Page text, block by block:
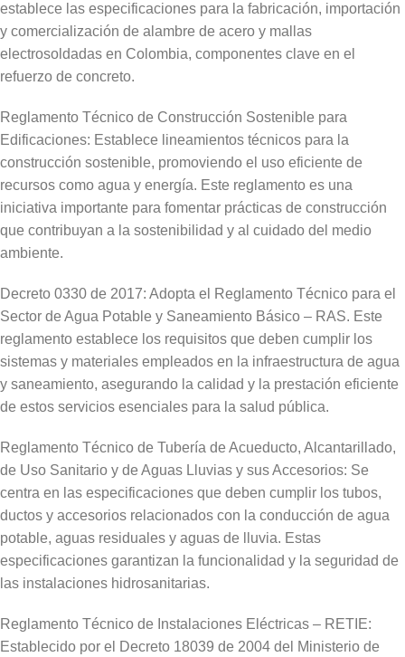
establece las especificaciones para la fabricación, importación
y comercialización de alambre de acero y mallas
electrosoldadas en Colombia, componentes clave en el
refuerzo de concreto.
Reglamento Técnico de Construcción Sostenible para
Edificaciones: Establece lineamientos técnicos para la
construcción sostenible, promoviendo el uso eficiente de
recursos como agua y energía. Este reglamento es una
iniciativa importante para fomentar prácticas de construcción
que contribuyan a la sostenibilidad y al cuidado del medio
ambiente.
Decreto 0330 de 2017: Adopta el Reglamento Técnico para el
Sector de Agua Potable y Saneamiento Básico – RAS. Este
reglamento establece los requisitos que deben cumplir los
sistemas y materiales empleados en la infraestructura de agua
y saneamiento, asegurando la calidad y la prestación eficiente
de estos servicios esenciales para la salud pública.
Reglamento Técnico de Tubería de Acueducto, Alcantarillado,
de Uso Sanitario y de Aguas Lluvias y sus Accesorios: Se
centra en las especificaciones que deben cumplir los tubos,
ductos y accesorios relacionados con la conducción de agua
potable, aguas residuales y aguas de lluvia. Estas
especificaciones garantizan la funcionalidad y la seguridad de
las instalaciones hidrosanitarias.
Reglamento Técnico de Instalaciones Eléctricas – RETIE:
Establecido por el Decreto 18039 de 2004 del Ministerio de